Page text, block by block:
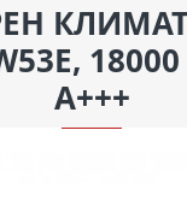
А+++